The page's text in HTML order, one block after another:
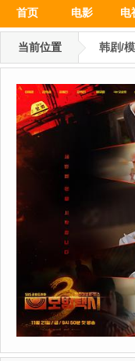
首页 电影 电
当前位置 韩剧/